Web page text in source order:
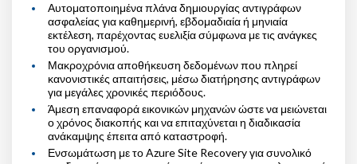
Αυτοματοποιημένα πλάνα δημιουργίας αντιγράφων
ασφαλείας για καθημερινή, εβδομαδιαία ή μηνιαία
εκτέλεση, παρέχοντας ευελιξία σύμφωνα με τις ανάγκες
του οργανισμού.
Μακροχρόνια αποθήκευση δεδομένων που πληρεί
κανονιστικές απαιτήσεις, μέσω διατήρησης αντιγράφων
για μεγάλες χρονικές περιόδους.
Άμεση επαναφορά εικονικών μηχανών ώστε να μειώνεται
ο χρόνος διακοπής και να επιταχύνεται η διαδικασία
ανάκαμψης έπειτα από καταστροφή.
Ενσωμάτωση με το Azure Site Recovery για συνολικό